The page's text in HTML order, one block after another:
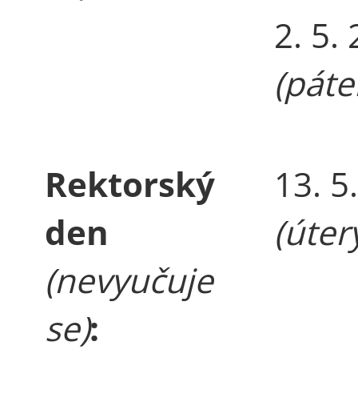
2. 5.
Rektorský
den
(nevyučuje
se):
13.